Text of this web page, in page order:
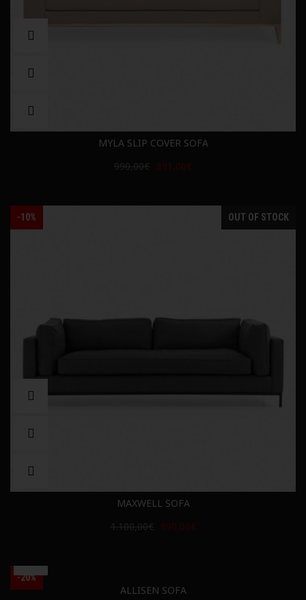
MYLA SLIP COVER SOFA
990,00€ 891,00€
-10% OUT OF STOCK
MAXWELL SOFA
1.100,00€
990,00€
-20%
ALLISEN SOFA